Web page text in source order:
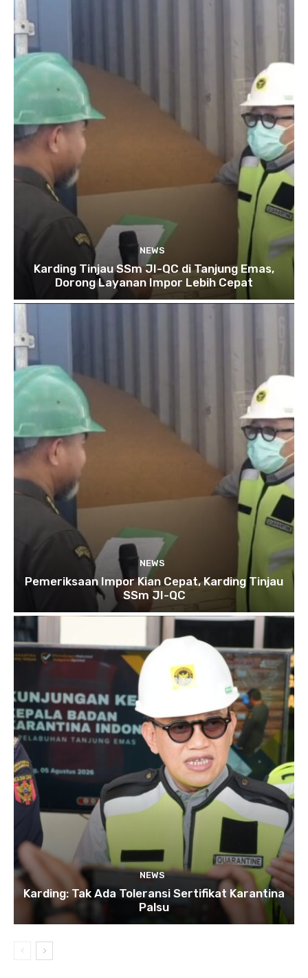
NEWS
Karding Tinjau SSm JI-QC di Tanjung Emas,
Dorong Layanan Impor Lebih Cepat
NEWS
Pemeriksaan Impor Kian Cepat, Karding Tinjau
SSm JI-QC
NEWS
Karding: Tak Ada Toleransi Sertifikat Karantina
Palsu